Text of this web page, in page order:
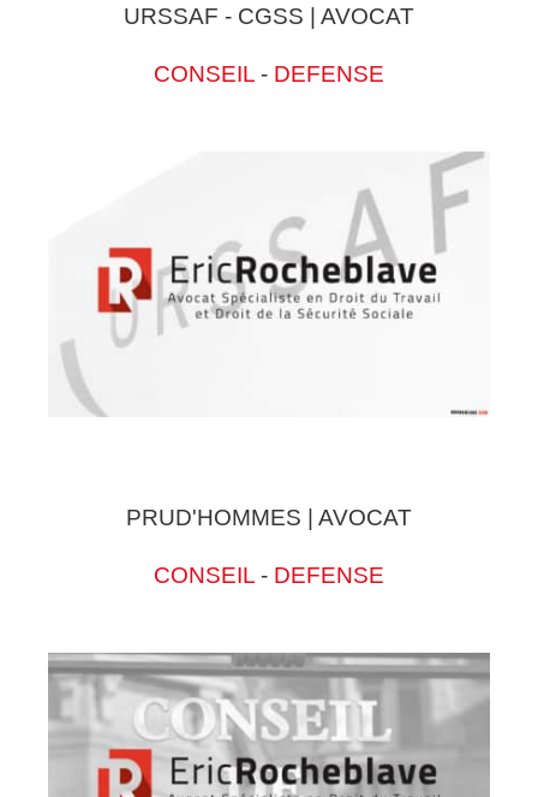
URSSAF - CGSS | AVOCAT
CONSEIL - DEFENSE
PRUD'HOMMES | AVOCAT
CONSEIL - DEFENSE